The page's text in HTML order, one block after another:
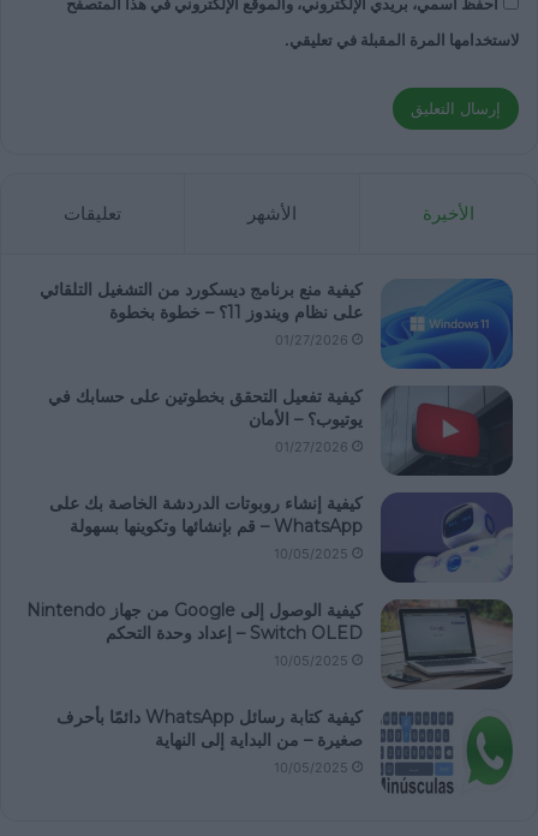
لاستخدامها المرة المقبلة في تعليقي.
الأخيرة الأشهر تعليقات
كيفية منع برنامج ديسكورد من التشغيل التلقائي
على نظام ويندوز 11؟ – خطوة بخطوة
01/27/2026
كيفية تفعيل التحقق بخطوتين على حسابك في
يوتيوب؟ – الأمان
01/27/2026
كيفية إنشاء روبوتات الدردشة الخاصة بك على
WhatsApp – قم بإنشائها وتكوينها بسهولة
10/05/2025
كيفية الوصول إلى Google من جهاز Nintendo
Switch OLED – إعداد وحدة التحكم
10/05/2025
كيفية كتابة رسائل WhatsApp دائمًا بأحرف
صغيرة – من البداية إلى النهاية
10/05/2025